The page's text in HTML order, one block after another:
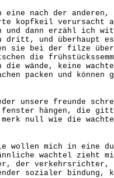
nach der
kopfkeil verursacht
und dann erzähl ich
dritt, und überhaupt
sie bei der filze
die
die wände, keine
packen und können
unsere freunde
hängen, die
null wie die
mich in eine
wachtel zieht
der
sozialer